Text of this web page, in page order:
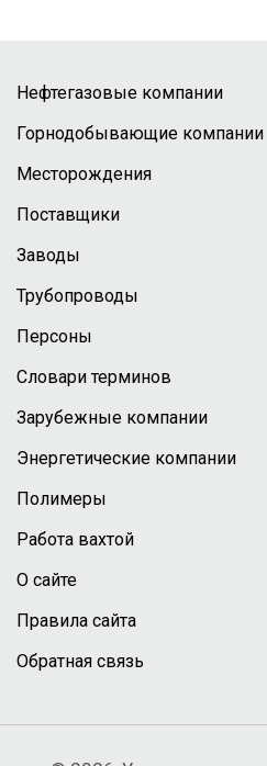
Нефтегазовые компании
Горнодобывающие компании
Месторождения
Поставщики
Заводы
Трубопроводы
Персоны
Словари терминов
Зарубежные компании
Энергетические компании
Полимеры
Работа вахтой
О сайте
Правила сайта
Обратная связь